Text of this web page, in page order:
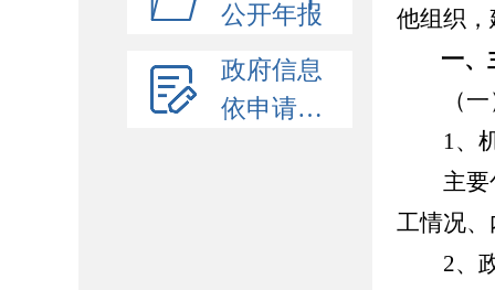
公开年报
政府信息
依申请公开
他组织
一、
（一）
1、机
主要包
工情况
2、政